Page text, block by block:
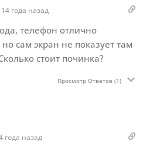
14 года назад
телефон отлично
сам экран не показует там
стоит починка?
Просмотр Ответов(1)
года назад